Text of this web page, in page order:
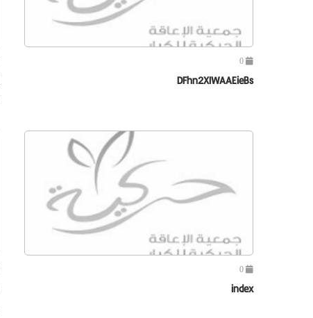
0
DFhn2XIWAAEieBs
0
index